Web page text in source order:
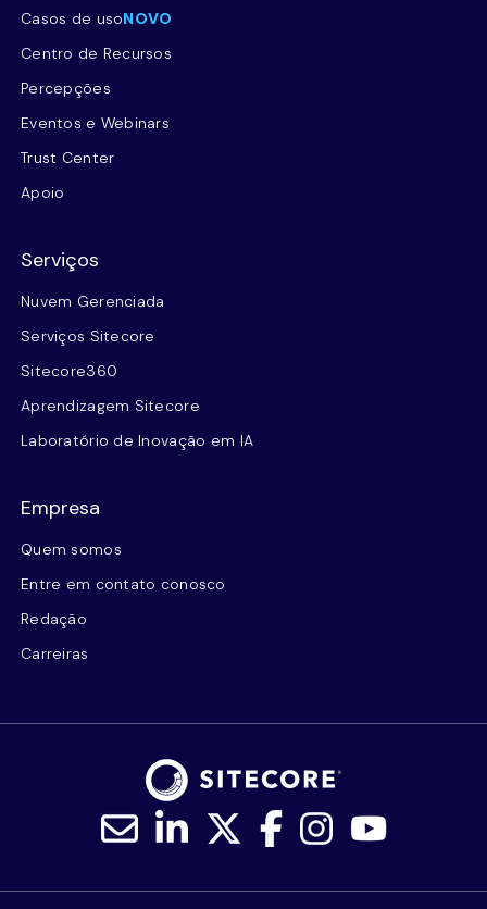
Casos de usoNOVO
Centro de Recursos
Percepções
Eventos e Webinars
Trust Center
Apoio
Serviços
Nuvem Gerenciada
Serviços Sitecore
Sitecore360
Aprendizagem Sitecore
Laboratório de Inovação em IA
Empresa
Quem somos
Entre em contato conosco
Redação
Carreiras